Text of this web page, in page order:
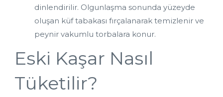
dinlendirilir. Olgunlaşma sonunda yüzeyde
oluşan küf tabakası fırçalanarak temizlenir ve
peynir vakumlu torbalara konur.
Eski Kaşar Nasıl
Tüketilir?